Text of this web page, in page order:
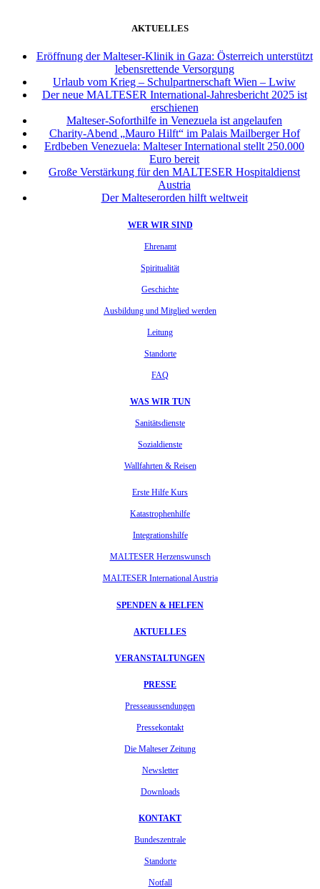
AKTUELLES
Eröffnung der Malteser-Klinik in Gaza: Österreich unterstützt
lebensrettende Versorgung
Urlaub vom Krieg – Schulpartnerschaft Wien – Lwiw
Der neue MALTESER International-Jahresbericht 2025 ist
erschienen
Malteser-Soforthilfe in Venezuela ist angelaufen
Charity-Abend „Mauro Hilft“ im Palais Mailberger Hof
Erdbeben Venezuela: Malteser International stellt 250.000
Euro bereit
Große Verstärkung für den MALTESER Hospitaldienst
Austria
Der Malteserorden hilft weltweit
WER WIR SIND
Ehrenamt
Spiritualität
Geschichte
Ausbildung und Mitglied werden
Leitung
Standorte
FAQ
WAS WIR TUN
Sanitätsdienste
Sozialdienste
Wallfahrten & Reisen
Erste Hilfe Kurs
Katastrophenhilfe
Integrationshilfe
MALTESER Herzenswunsch
MALTESER International Austria
SPENDEN & HELFEN
AKTUELLES
VERANSTALTUNGEN
PRESSE
Presseaussendungen
Pressekontakt
Die Malteser Zeitung
Newsletter
Downloads
KONTAKT
Bundeszentrale
Standorte
Notfall